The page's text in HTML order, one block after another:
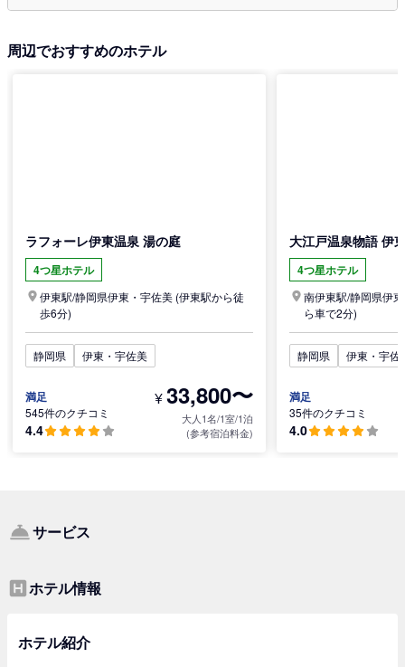
周辺でおすすめのホテル
ラフォーレ伊東温泉 湯の庭
4つ星ホテル
伊東駅/静岡県伊東・宇佐美 (伊東駅から徒
歩6分)
静岡県 伊東・宇佐美
満足
545件のクチコミ
4.4
¥33,800〜
大人1名/1室/1泊
(参考宿泊料金)
大江戸温泉物語 伊
4つ星ホテル
南伊東駅/静岡県伊
ら車で2分)
静岡県 伊東・宇佐
満足
35件のクチコミ
4.0
サービス
ホテル情報
ホテル紹介